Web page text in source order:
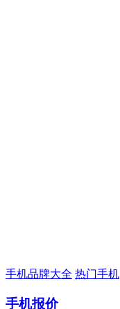
手机品牌大全 热门手机
手机报价